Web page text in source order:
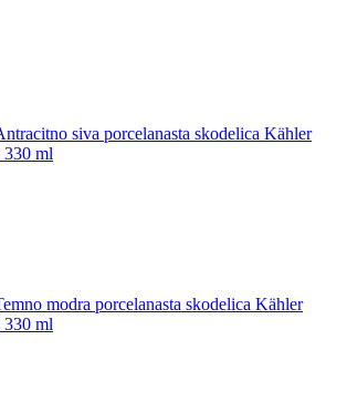
siva porcelanasta skodelica Kähler
330 ml
modra porcelanasta skodelica Kähler
330 ml